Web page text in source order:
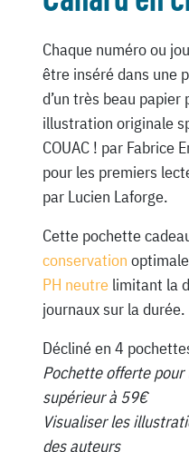
Chaque numéro ou
être inséré dans une
d’un très beau
illustration originale
COUAC ! par Fabrice
pour les premiers
par Lucien Laforge.
Cette pochette
conservation
PH neutrelimitant la
journaux sur la durée.
Décliné en 4
Pochette offerte pour
supérieur à 59€
Visualiser les
des auteurs